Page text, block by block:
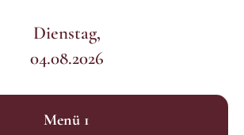
Dienstag,
04.08.2026
Menü 1